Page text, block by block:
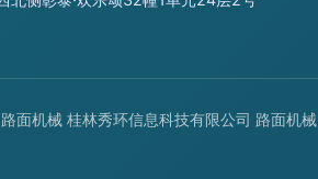
路面机械 桂林秀环信息科技有限公司 路面机械